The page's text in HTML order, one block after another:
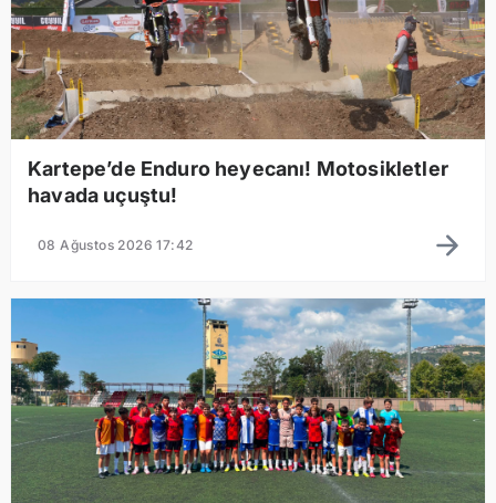
Kartepe’de Enduro heyecanı! Motosikletler
havada uçuştu!
08 Ağustos 2026 17:42